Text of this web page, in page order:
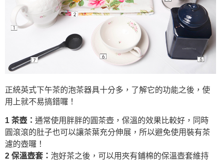
正統英式下午茶的泡茶器具十分多，了解它的功能之後，使
用上就不易搞錯囉！
1 茶壺： 通常使用胖胖的圓茶壺，保溫的效果比較好，同時
圓滾滾的肚子也可以讓茶葉充分伸展，所以避免使用裝有茶
濾的壺囉！
2 保溫壺套： 泡好茶之後，可以用夾有鋪棉的保溫壺套維持